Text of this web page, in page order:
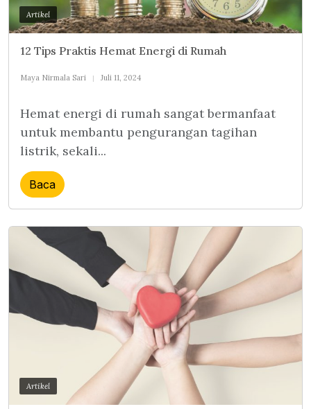
Artikel
12 Tips Praktis Hemat Energi di Rumah
Maya Nirmala Sari Juli 11, 2024
Hemat energi di rumah sangat bermanfaat
untuk membantu pengurangan tagihan
listrik, sekali...
Baca
Artikel